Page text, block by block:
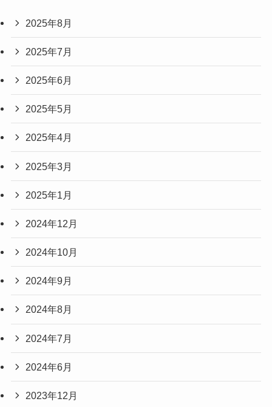
2025年8月
2025年7月
2025年6月
2025年5月
2025年4月
2025年3月
2025年1月
2024年12月
2024年10月
2024年9月
2024年8月
2024年7月
2024年6月
2023年12月